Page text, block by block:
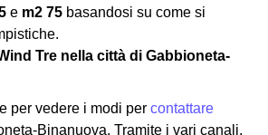
e m2 75 basandosi su come si
Tre nella città di Gabbioneta-
per vedere i modi per contattare
Binanuova. Tramite i vari canali,